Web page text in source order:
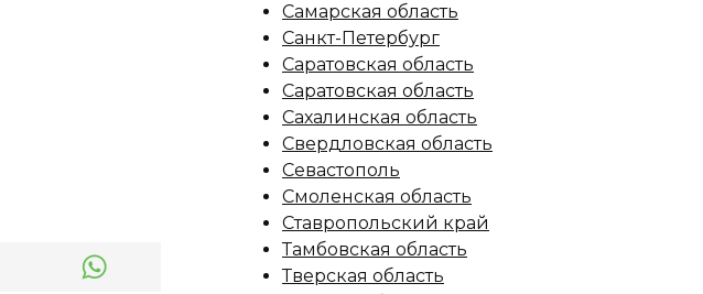
Самарская область
Санкт-Петербург
Саратовская область
Саратовская область
Сахалинская область
Свердловская область
Севастополь
Смоленская область
Ставропольский край
Тамбовская область
Тверская область